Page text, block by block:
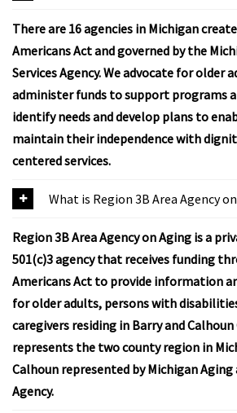
There are 16 agencies in Michigan
Americans Act and governed by the
Services Agency. We advocate for older
administer funds to support programs
identify needs and develop plans to
maintain their independence with
centered services.
What is Region 3B Area Agency
Region 3B Area Agency on Aging is a
501(c)3 agency that receives funding
Americans Act to provide information
for older adults, persons with
caregivers residing in Barry and Calhoun
represents the two county region in
Calhoun represented by Michigan Aging
Agency.